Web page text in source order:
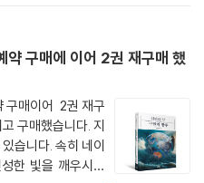
구매에 이어 2권 재구매 했
구매이어 2권 재구
구매했습니다. 지
습니다. 속히 네이
한 빛을 깨우시기